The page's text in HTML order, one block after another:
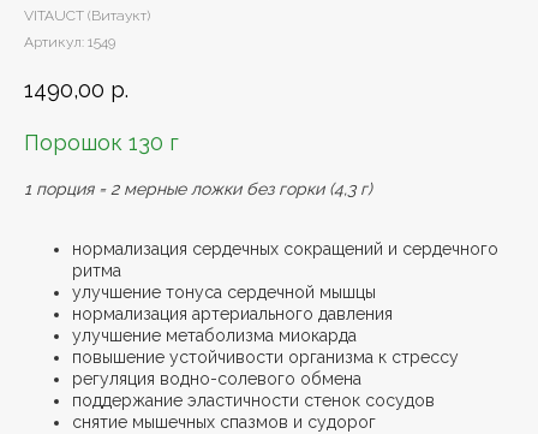
VITAUCT (Витаукт)
Артикул: 1549
1490,00 р.
Порошок 130 г
1 порция = 2 мерные ложки без горки (4,3 г)
нормализация сердечных сокращений и сердечного
ритма
улучшение тонуса сердечной мышцы
нормализация артериального давления
улучшение метаболизма миокарда
повышение устойчивости организма к стрессу
регуляция водно-солевого обмена
поддержание эластичности стенок сосудов
снятие мышечных спазмов и судорог